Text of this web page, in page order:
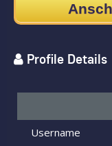
Profile Details
Username